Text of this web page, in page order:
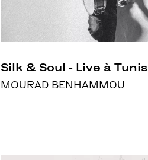
Silk & Soul - Live à Tunis
MOURAD BENHAMMOU